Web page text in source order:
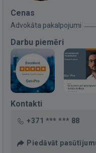
Cenas
Advokāta pakalpojumi
Darbu piemēri
Kontakti
+371 *** *** 88
Piedāvāt